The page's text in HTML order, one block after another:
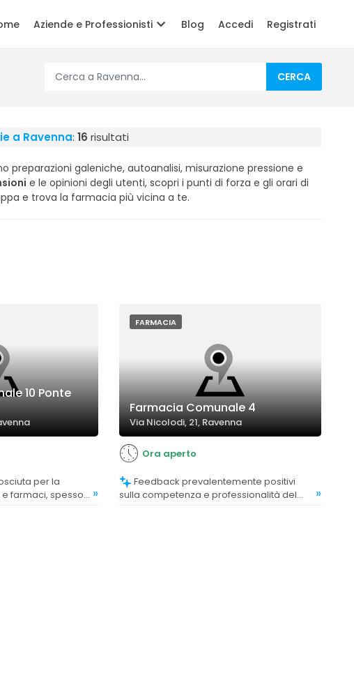
Aziende e Professionisti Blog Accedi Registrati
CERCA
a Ravenna: 16 risultati
preparazioni galeniche, autoanalisi, misurazione pressione e
e le opinioni degli utenti, scopri i punti di forza e gli orari di
e trova la farmacia più vicina a te.
10 Ponte
farmaci, spesso
»
FARMACIA
Farmacia Comunale 4
Via Nicolodi, 21, Ravenna
Ora aperto
Feedback prevalentemente positivi
sulla competenza e professionalità del
»